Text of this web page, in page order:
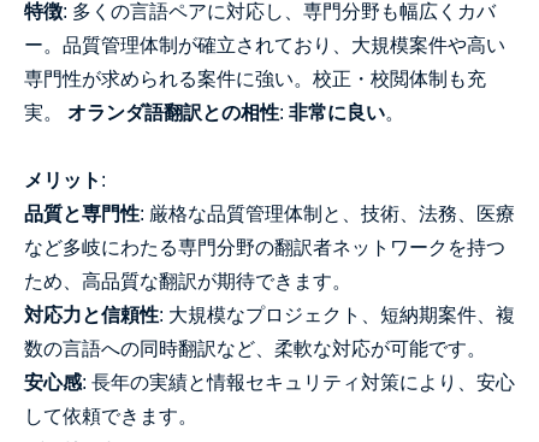
特徴: 多くの言語ペアに対応し、専門分野も幅広くカバ
ー。品質管理体制が確立されており、大規模案件や高い
専門性が求められる案件に強い。校正・校閲体制も充
実。 オランダ語翻訳との相性: 非常に良い。
メリット :
品質と専門性: 厳格な品質管理体制と、技術、法務、医療
など多岐にわたる専門分野の翻訳者ネットワークを持つ
ため、高品質な翻訳が期待できます。
対応力と信頼性: 大規模なプロジェクト、短納期案件、複
数の言語への同時翻訳など、柔軟な対応が可能です。
安心感: 長年の実績と情報セキュリティ対策により、安心
して依頼できます。